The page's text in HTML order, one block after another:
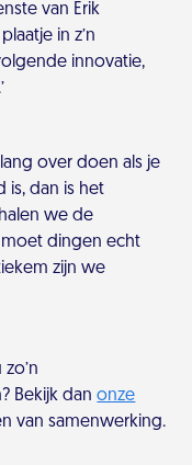
van Erik
in z’n
innovatie,
over doen als je
is, dan is het
we de
moet dingen echt
zijn we
Bekijk danonze
van samenwerking.